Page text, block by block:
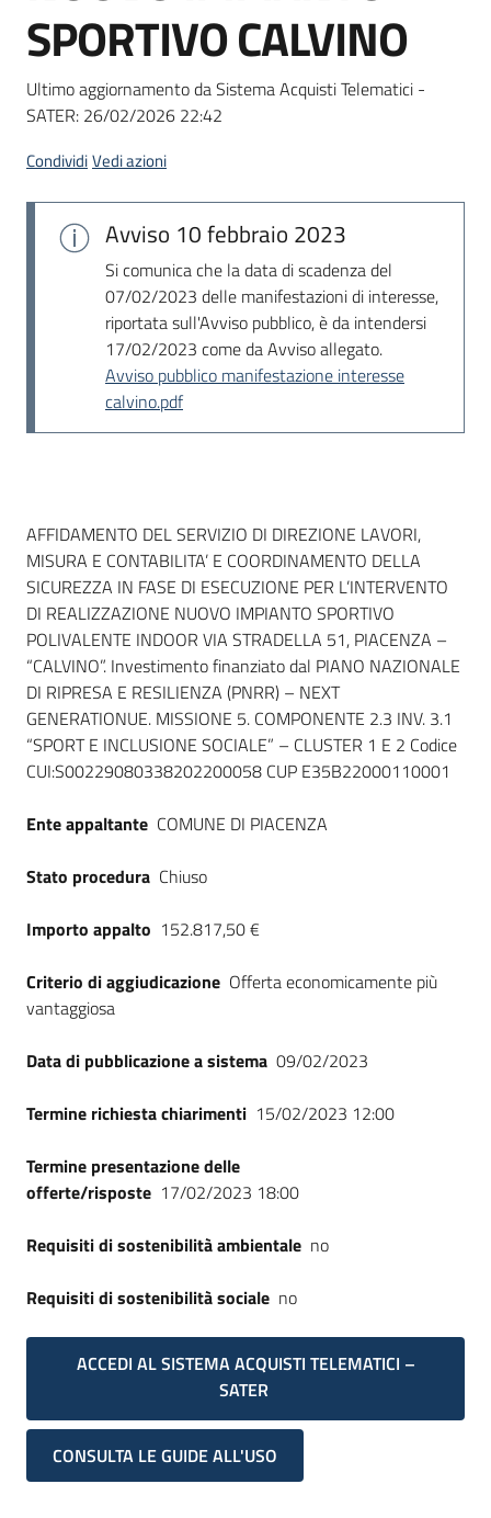
Seguici
su
SPORTIVO CALVINO
Ultimo aggiornamento da Sistema Acquisti Telematici -
SATER: 26/02/2026 22:42
CondividiVedi azioni
Avviso 10 febbraio 2023
Si comunica che la data di scadenza del
07/02/2023 delle manifestazioni di interesse,
riportata sull'Avviso pubblico, è da intendersi
17/02/2023 come da Avviso allegato.
Avviso pubblico manifestazione interesse
calvino.pdf
Dati del bando
AFFIDAMENTO DEL SERVIZIO DI DIREZIONE LAVORI,
MISURA E CONTABILITA’ E COORDINAMENTO DELLA
SICUREZZA IN FASE DI ESECUZIONE PER L’INTERVENTO
DI REALIZZAZIONE NUOVO IMPIANTO SPORTIVO
POLIVALENTE INDOOR VIA STRADELLA 51, PIACENZA –
“CALVINO”. Investimento finanziato dal PIANO NAZIONALE
DI RIPRESA E RESILIENZA (PNRR) – NEXT
GENERATIONUE. MISSIONE 5. COMPONENTE 2.3 INV. 3.1
“SPORT E INCLUSIONE SOCIALE” – CLUSTER 1 E 2 Codice
CUI:S00229080338202200058 CUP E35B22000110001
Ente appaltante COMUNE DI PIACENZA
Stato procedura Chiuso
Importo appalto 152.817,50 €
Criterio di aggiudicazione Offerta economicamente più
vantaggiosa
Data di pubblicazione a sistema 09/02/2023
Termine richiesta chiarimenti 15/02/2023 12:00
Termine presentazione delle
offerte/risposte 17/02/2023 18:00
Requisiti di sostenibilità ambientale no
Requisiti di sostenibilità sociale no
ACCEDI AL SISTEMA ACQUISTI TELEMATICI –
SATER
CONSULTA LE GUIDE ALL'USO